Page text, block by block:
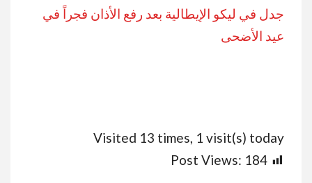
جدل في ليكو الإيطالية بعد رفع الأذان فجراً في
عيد الأضحى
Visited 13 times, 1 visit(s) today
Post Views: 184